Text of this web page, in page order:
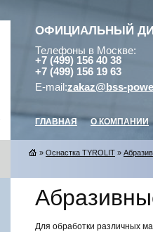
ОФИЦИАЛЬНЫЙ
Телефоны в Москве:
+7 (499) 156 40 38
+7 (499) 156 19 63
E-mail:zakaz@bss-
ГЛАВНАЯ О КОМПАНИИ
» Оснастка TYROLIT »
Для обработки различных